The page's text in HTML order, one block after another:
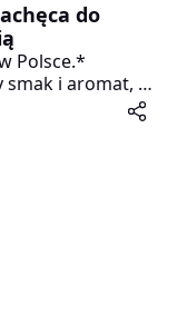
do
Polsce.*
smak i aromat, a
kojarzy
napojem po